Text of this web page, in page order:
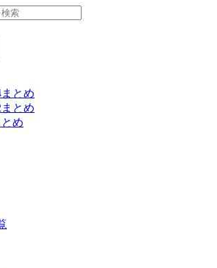
とめ
とめ
め